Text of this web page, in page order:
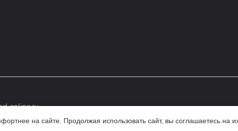
на сайте. Продолжая использовать сайт, вы соглашаетесь на
online.ru